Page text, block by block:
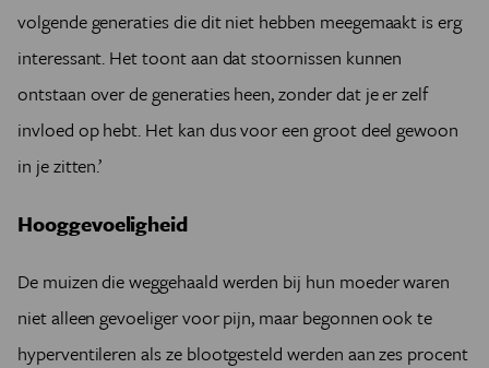
volgende generaties die dit niet hebben meegemaakt is erg
interessant. Het toont aan dat stoornissen kunnen
ontstaan over de generaties heen, zonder dat je er zelf
invloed op hebt. Het kan dus voor een groot deel gewoon
in je zitten.’
Hooggevoeligheid
De muizen die weggehaald werden bij hun moeder waren
niet alleen gevoeliger voor pijn, maar begonnen ook te
hyperventileren als ze blootgesteld werden aan zes procent